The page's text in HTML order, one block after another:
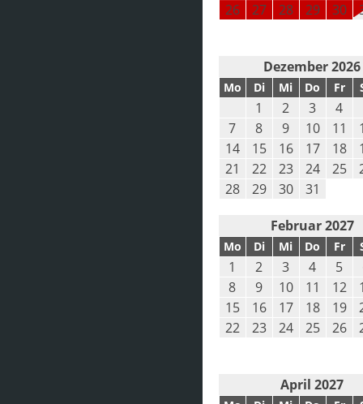
26
27 28 29 30
Dezember 2026
Mo Di Mi Do Fr
1 2 3 4
7
8 9 10 11
14
15 16 17 18
21
22 23 24 25
28
29 30 31
Februar 2027
Mo Di Mi Do Fr
1 2 3 4 5
8
9 10 11 12
15
16 17 18 19
22
23 24 25 26
April 2027